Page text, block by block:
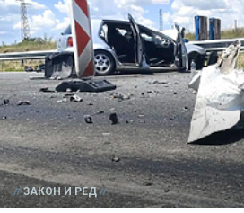
ЗАКОН И РЕД